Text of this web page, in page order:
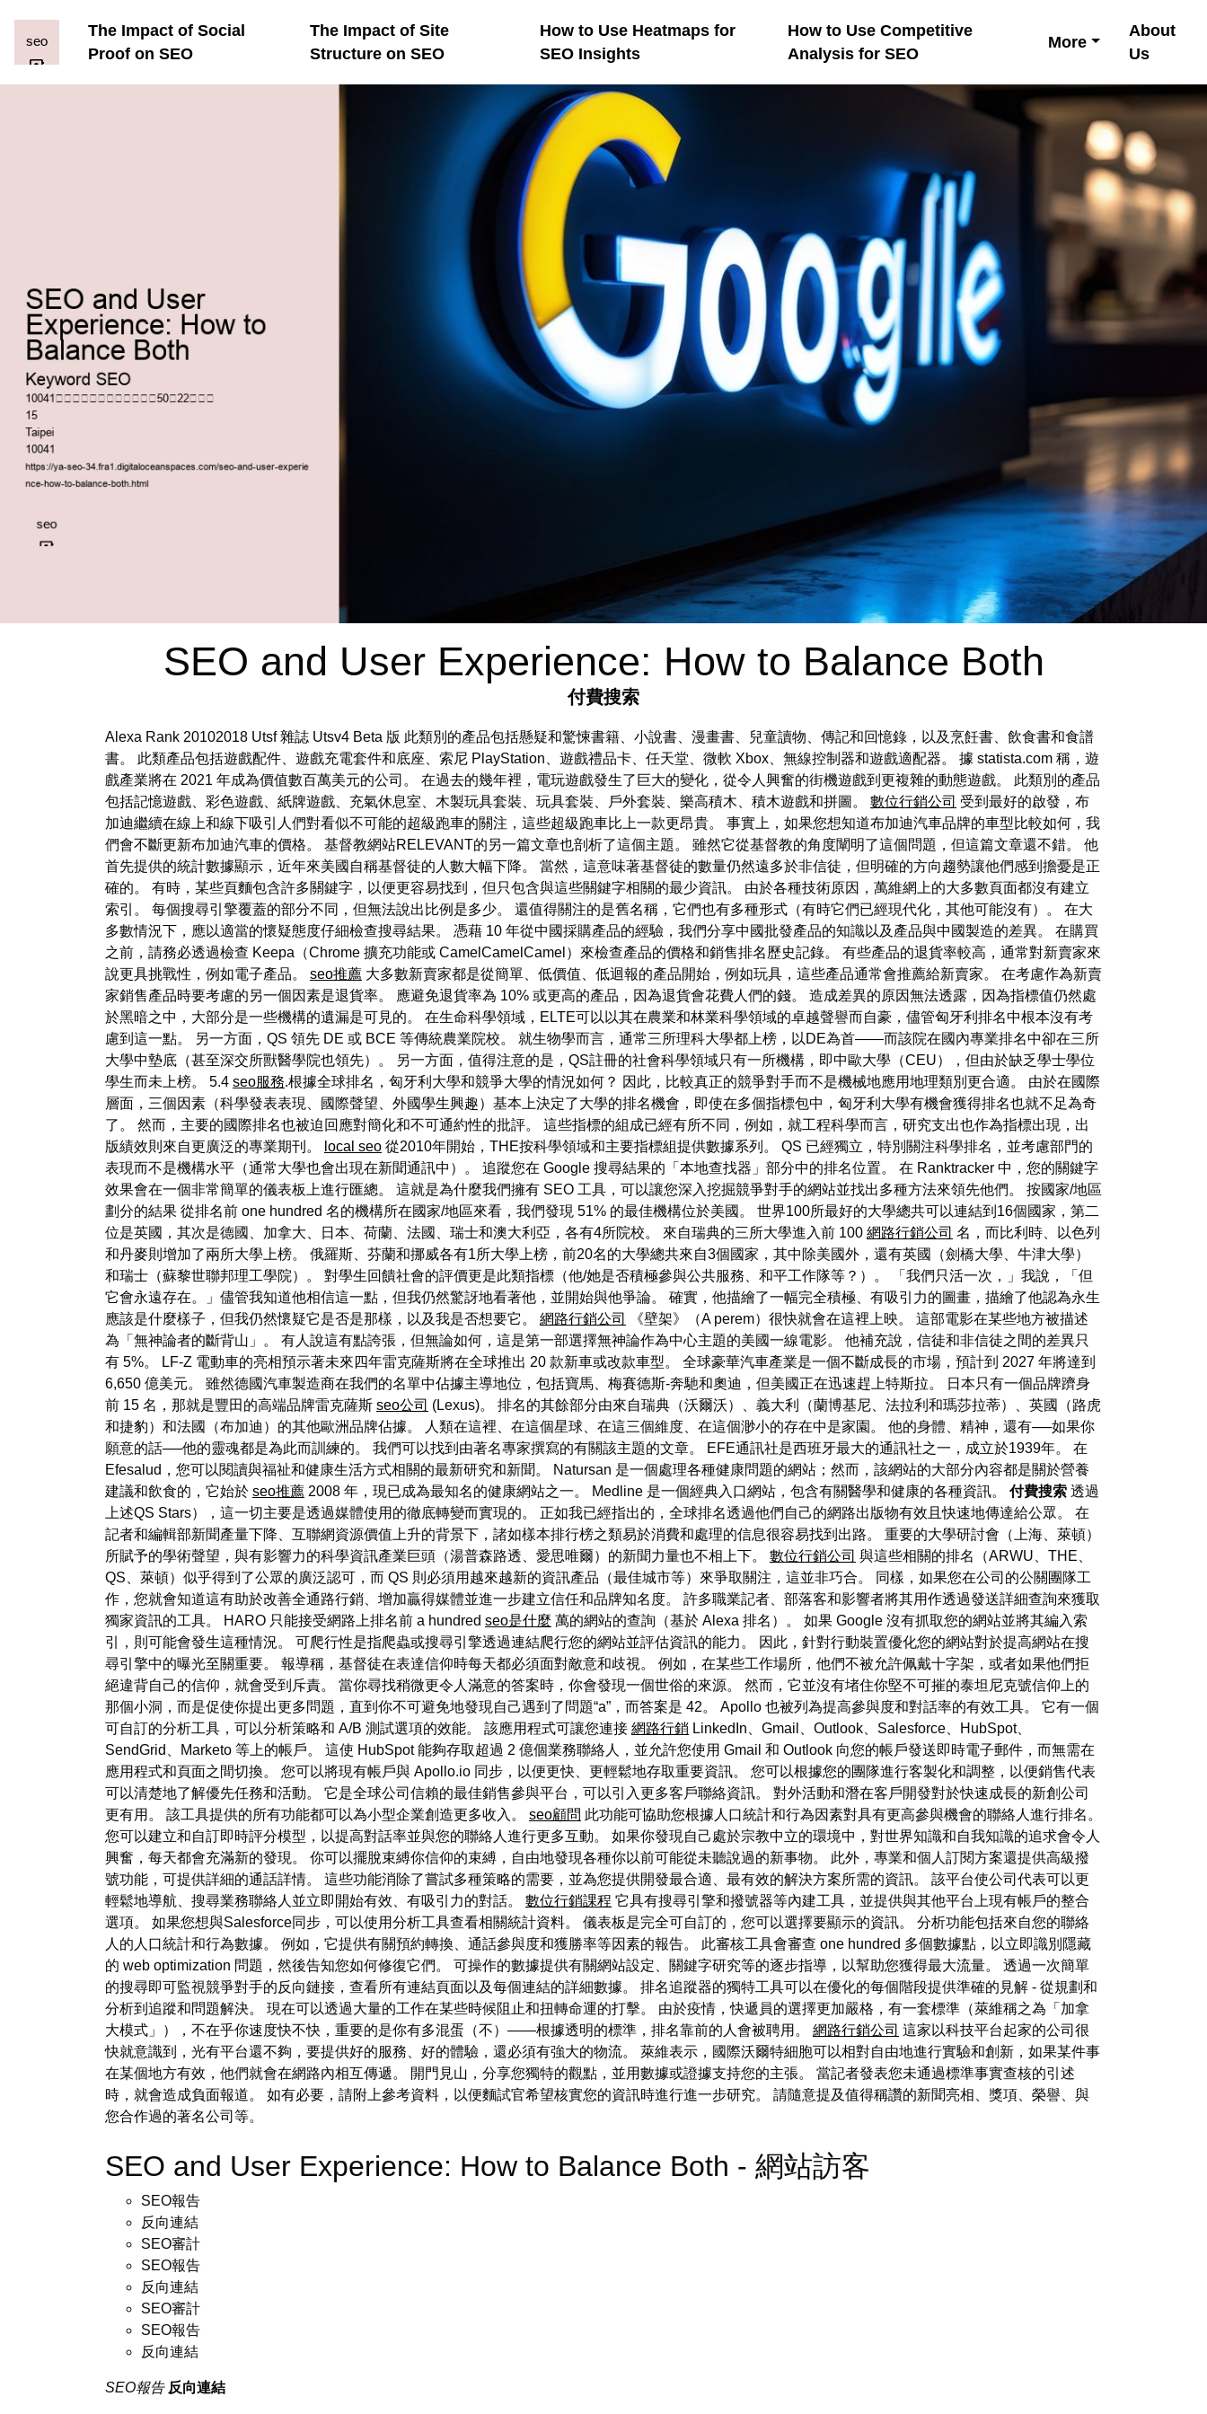
The Impact of Social
Proof on SEO
The Impact of Site
Structure on SEO
How to Use Heatmaps for
SEO Insights
How to Use Competitive
Analysis for SEO
More
About
Us
SEO and User Experience: How to Balance Both
付費搜索
Alexa Rank 20102018 Utsf 雜誌 Utsv4 Beta 版 此類別的產品包括懸疑和驚悚書籍、小說書、漫畫書、兒童讀物、傳記和回憶錄，以及烹飪書、飲食書和食譜
書。 此類產品包括遊戲配件、遊戲充電套件和底座、索尼 PlayStation、遊戲禮品卡、任天堂、微軟 Xbox、無線控制器和遊戲適配器。 據 statista.com 稱，遊
戲產業將在 2021 年成為價值數百萬美元的公司。 在過去的幾年裡，電玩遊戲發生了巨大的變化，從令人興奮的街機遊戲到更複雜的動態遊戲。 此類別的產品
包括記憶遊戲、彩色遊戲、紙牌遊戲、充氣休息室、木製玩具套裝、玩具套裝、戶外套裝、樂高積木、積木遊戲和拼圖。 數位行銷公司 受到最好的啟發，布
加迪繼續在線上和線下吸引人們對看似不可能的超級跑車的關注，這些超級跑車比上一款更昂貴。 事實上，如果您想知道布加迪汽車品牌的車型比較如何，我
們會不斷更新布加迪汽車的價格。 基督教網站RELEVANT的另一篇文章也剖析了這個主題。 雖然它從基督教的角度闡明了這個問題，但這篇文章還不錯。 他
首先提供的統計數據顯示，近年來美國自稱基督徒的人數大幅下降。 當然，這意味著基督徒的數量仍然遠多於非信徒，但明確的方向趨勢讓他們感到擔憂是正
確的。 有時，某些頁麵包含許多關鍵字，以便更容易找到，但只包含與這些關鍵字相關的最少資訊。 由於各種技術原因，萬維網上的大多數頁面都沒有建立
索引。 每個搜尋引擎覆蓋的部分不同，但無法說出比例是多少。 還值得關注的是舊名稱，它們也有多種形式（有時它們已經現代化，其他可能沒有）。 在大
多數情況下，應以適當的懷疑態度仔細檢查搜尋結果。 憑藉 10 年從中國採購產品的經驗，我們分享中國批發產品的知識以及產品與中國製造的差異。 在購買
之前，請務必透過檢查 Keepa（Chrome 擴充功能或 CamelCamelCamel）來檢查產品的價格和銷售排名歷史記錄。 有些產品的退貨率較高，通常對新賣家來
說更具挑戰性，例如電子產品。 seo推薦 大多數新賣家都是從簡單、低價值、低迴報的產品開始，例如玩具，這些產品通常會推薦給新賣家。 在考慮作為新賣
家銷售產品時要考慮的另一個因素是退貨率。 應避免退貨率為 10% 或更高的產品，因為退貨會花費人們的錢。 造成差異的原因無法透露，因為指標值仍然處
於黑暗之中，大部分是一些機構的遺漏是可見的。 在生命科學領域，ELTE可以以其在農業和林業科學領域的卓越聲譽而自豪，儘管匈牙利排名中根本沒有考
慮到這一點。 另一方面，QS 領先 DE 或 BCE 等傳統農業院校。 就生物學而言，通常三所理科大學都上榜，以DE為首——而該院在國內專業排名中卻在三所
大學中墊底（甚至深交所獸醫學院也領先）。 另一方面，值得注意的是，QS註冊的社會科學領域只有一所機構，即中歐大學（CEU），但由於缺乏學士學位
學生而未上榜。 5.4 seo服務.根據全球排名，匈牙利大學和競爭大學的情況如何？ 因此，比較真正的競爭對手而不是機械地應用地理類別更合適。 由於在國際
層面，三個因素（科學發表表現、國際聲望、外國學生興趣）基本上決定了大學的排名機會，即使在多個指標包中，匈牙利大學有機會獲得排名也就不足為奇
了。 然而，主要的國際排名也被迫回應對簡化和不可通約性的批評。 這些指標的組成已經有所不同，例如，就工程科學而言，研究支出也作為指標出現，出
版績效則來自更廣泛的專業期刊。
local seo 從2010年開始，THE按科學領域和主要指標組提供數據系列。 QS 已經獨立，特別關注科學排名，並考慮部門的
表現而不是機構水平（通常大學也會出現在新聞通訊中）。 追蹤您在 Google 搜尋結果的「本地查找器」部分中的排名位置。 在 Ranktracker 中，您的關鍵字
效果會在一個非常簡單的儀表板上進行匯總。 這就是為什麼我們擁有 SEO 工具，可以讓您深入挖掘競爭對手的網站並找出多種方法來領先他們。 按國家/地區
劃分的結果 從排名前 one hundred 名的機構所在國家/地區來看，我們發現 51% 的最佳機構位於美國。 世界100所最好的大學總共可以連結到16個國家，第二
位是英國，其次是德國、加拿大、日本、荷蘭、法國、瑞士和澳大利亞，各有4所院校。 來自瑞典的三所大學進入前 100 網路行銷公司 名，而比利時、以色列
和丹麥則增加了兩所大學上榜。 俄羅斯、芬蘭和挪威各有1所大學上榜，前20名的大學總共來自3個國家，其中除美國外，還有英國（劍橋大學、牛津大學）
和瑞士（蘇黎世聯邦理工學院）。 對學生回饋社會的評價更是此類指標（他/她是否積極參與公共服務、和平工作隊等？）。 「我們只活一次，」我說，「但
它會永遠存在。」儘管我知道他相信這一點，但我仍然驚訝地看著他，並開始與他爭論。 確實，他描繪了一幅完全積極、有吸引力的圖畫，描繪了他認為永生
應該是什麼樣子，但我仍然懷疑它是否是那樣，以及我是否想要它。 網路行銷公司
《壁架》（A perem）很快就會在這裡上映。 這部電影在某些地方被描述
為「無神論者的斷背山」。 有人說這有點誇張，但無論如何，這是第一部選擇無神論作為中心主題的美國一線電影。 他補充說，信徒和非信徒之間的差異只
有 5%。 LF-Z 電動車的亮相預示著未來四年雷克薩斯將在全球推出 20 款新車或改款車型。 全球豪華汽車產業是一個不斷成長的市場，預計到 2027 年將達到
6,650 億美元。 雖然德國汽車製造商在我們的名單中佔據主導地位，包括寶馬、梅賽德斯-奔馳和奧迪，但美國正在迅速趕上特斯拉。 日本只有一個品牌躋身
前 15 名，那就是豐田的高端品牌雷克薩斯 seo公司 (Lexus)。 排名的其餘部分由來自瑞典（沃爾沃）、義大利（蘭博基尼、法拉利和瑪莎拉蒂）、英國（路虎
和捷豹）和法國（布加迪）的其他歐洲品牌佔據。 人類在這裡、在這個星球、在這三個維度、在這個渺小的存在中是家園。 他的身體、精神，還有──如果你
願意的話──他的靈魂都是為此而訓練的。 我們可以找到由著名專家撰寫的有關該主題的文章。 EFE通訊社是西班牙最大的通訊社之一，成立於1939年。 在
Efesalud，您可以閱讀與福祉和健康生活方式相關的最新研究和新聞。 Natursan 是一個處理各種健康問題的網站；然而，該網站的大部分內容都是關於營養
建議和飲食的，它始於 seo推薦 2008 年，現已成為最知名的健康網站之一。 Medline 是一個經典入口網站，包含有關醫學和健康的各種資訊。 付費搜索 透過
上述QS Stars），這一切主要是透過媒體使用的徹底轉變而實現的。 正如我已經指出的，全球排名透過他們自己的網路出版物有效且快速地傳達給公眾。 在
記者和編輯部新聞產量下降、互聯網資源價值上升的背景下，諸如樣本排行榜之類易於消費和處理的信息很容易找到出路。 重要的大學研討會（上海、萊頓）
所賦予的學術聲望，與有影響力的科學資訊產業巨頭（湯普森路透、愛思唯爾）的新聞力量也不相上下。 數位行銷公司 與這些相關的排名（ARWU、THE、
QS、萊頓）似乎得到了公眾的廣泛認可，而 QS 則必須用越來越新的資訊產品（最佳城市等）來爭取關注，這並非巧合。 同樣，如果您在公司的公關團隊工
作，您就會知道這有助於改善全通路行銷、增加贏得媒體並進一步建立信任和品牌知名度。 許多職業記者、部落客和影響者將其用作透過發送詳細查詢來獲取
獨家資訊的工具。 HARO 只能接受網路上排名前 a hundred seo是什麼 萬的網站的查詢（基於 Alexa 排名）。 如果 Google 沒有抓取您的網站並將其編入索
引，則可能會發生這種情況。 可爬行性是指爬蟲或搜尋引擎透過連結爬行您的網站並評估資訊的能力。 因此，針對行動裝置優化您的網站對於提高網站在搜
尋引擎中的曝光至關重要。 報導稱，基督徒在表達信仰時每天都必須面對敵意和歧視。 例如，在某些工作場所，他們不被允許佩戴十字架，或者如果他們拒
絕違背自己的信仰，就會受到斥責。 當你尋找稍微更令人滿意的答案時，你會發現一個世俗的來源。 然而，它並沒有堵住你堅不可摧的泰坦尼克號信仰上的
那個小洞，而是促使你提出更多問題，直到你不可避免地發現自己遇到了問題“a”，而答案是 42。 Apollo 也被列為提高參與度和對話率的有效工具。 它有一個
可自訂的分析工具，可以分析策略和 A/B 測試選項的效能。 該應用程式可讓您連接 網路行銷 LinkedIn、Gmail、Outlook、Salesforce、HubSpot、
SendGrid、Marketo 等上的帳戶。 這使 HubSpot 能夠存取超過 2 億個業務聯絡人，並允許您使用 Gmail 和 Outlook 向您的帳戶發送即時電子郵件，而無需在
應用程式和頁面之間切換。 您可以將現有帳戶與 Apollo.io 同步，以便更快、更輕鬆地存取重要資訊。 您可以根據您的團隊進行客製化和調整，以便銷售代表
可以清楚地了解優先任務和活動。 它是全球公司信賴的最佳銷售參與平台，可以引入更多客戶聯絡資訊。 對外活動和潛在客戶開發對於快速成長的新創公司
更有用。 該工具提供的所有功能都可以為小型企業創造更多收入。 seo顧問 此功能可協助您根據人口統計和行為因素對具有更高參與機會的聯絡人進行排名。
您可以建立和自訂即時評分模型，以提高對話率並與您的聯絡人進行更多互動。 如果你發現自己處於宗教中立的環境中，對世界知識和自我知識的追求會令人
興奮，每天都會充滿新的發現。 你可以擺脫束縛你信仰的束縛，自由地發現各種你以前可能從未聽說過的新事物。 此外，專業和個人訂閱方案還提供高級撥
號功能，可提供詳細的通話詳情。 這些功能消除了嘗試多種策略的需要，並為您提供開發最合適、最有效的解決方案所需的資訊。 該平台使公司代表可以更
輕鬆地導航、搜尋業務聯絡人並立即開始有效、有吸引力的對話。 數位行銷課程 它具有搜尋引擎和撥號器等內建工具，並提供與其他平台上現有帳戶的整合
選項。 如果您想與Salesforce同步，可以使用分析工具查看相關統計資料。 儀表板是完全可自訂的，您可以選擇要顯示的資訊。 分析功能包括來自您的聯絡
人的人口統計和行為數據。 例如，它提供有關預約轉換、通話參與度和獲勝率等因素的報告。 此審核工具會審查 one hundred 多個數據點，以立即識別隱藏
的 web optimization 問題，然後告知您如何修復它們。 可操作的數據提供有關網站設定、關鍵字研究等的逐步指導，以幫助您獲得最大流量。 透過一次簡單
的搜尋即可監視競爭對手的反向鏈接，查看所有連結頁面以及每個連結的詳細數據。 排名追蹤器的獨特工具可以在優化的每個階段提供準確的見解 - 從規劃和
分析到追蹤和問題解決。 現在可以透過大量的工作在某些時候阻止和扭轉命運的打擊。 由於疫情，快遞員的選擇更加嚴格，有一套標準（萊維稱之為「加拿
大模式」），不在乎你速度快不快，重要的是你有多混蛋（不）——根據透明的標準，排名靠前的人會被聘用。 網路行銷公司 這家以科技平台起家的公司很
快就意識到，光有平台還不夠，要提供好的服務、好的體驗，還必須有強大的物流。 萊維表示，國際沃爾特細胞可以相對自由地進行實驗和創新，如果某件事
在某個地方有效，他們就會在網路內相互傳遞。 開門見山，分享您獨特的觀點，並用數據或證據支持您的主張。 當記者發表您未通過標準事實查核的引述
時，就會造成負面報道。 如有必要，請附上參考資料，以便麵試官希望核實您的資訊時進行進一步研究。 請隨意提及值得稱讚的新聞亮相、獎項、榮譽、與
您合作過的著名公司等。
SEO and User Experience: How to Balance Both - 網站訪客
SEO報告
反向連結
SEO審計
SEO報告
反向連結
SEO審計
SEO報告
反向連結
SEO報告 反向連結